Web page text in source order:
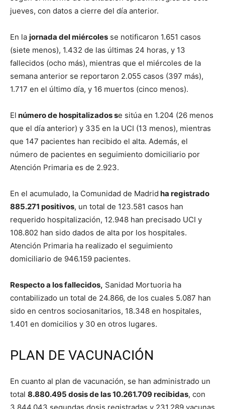
jueves, con datos a cierre del día anterior.
En la jornada del miércoles se notificaron 1.651 casos
(siete menos), 1.432 de las últimas 24 horas, y 13
fallecidos (ocho más), mientras que el miércoles de la
semana anterior se reportaron 2.055 casos (397 más),
1.717 en el último día, y 16 muertos (cinco menos).
El número de hospitalizados se sitúa en 1.204 (26 menos
que el día anterior) y 335 en la UCI (13 menos), mientras
que 147 pacientes han recibido el alta. Además, el
número de pacientes en seguimiento domiciliario por
Atención Primaria es de 2.923.
En el acumulado, la Comunidad de Madrid ha registrado
885.271 positivos, un total de 123.581 casos han
requerido hospitalización, 12.948 han precisado UCI y
108.802 han sido dados de alta por los hospitales.
Atención Primaria ha realizado el seguimiento
domiciliario de 946.159 pacientes.
Respecto a los fallecidos, Sanidad Mortuoria ha
contabilizado un total de 24.866, de los cuales 5.087 han
sido en centros sociosanitarios, 18.348 en hospitales,
1.401 en domicilios y 30 en otros lugares.
PLAN DE VACUNACIÓN
En cuanto al plan de vacunación, se han administrado un
total 8.880.495 dosis de las 10.261.709 recibidas, con